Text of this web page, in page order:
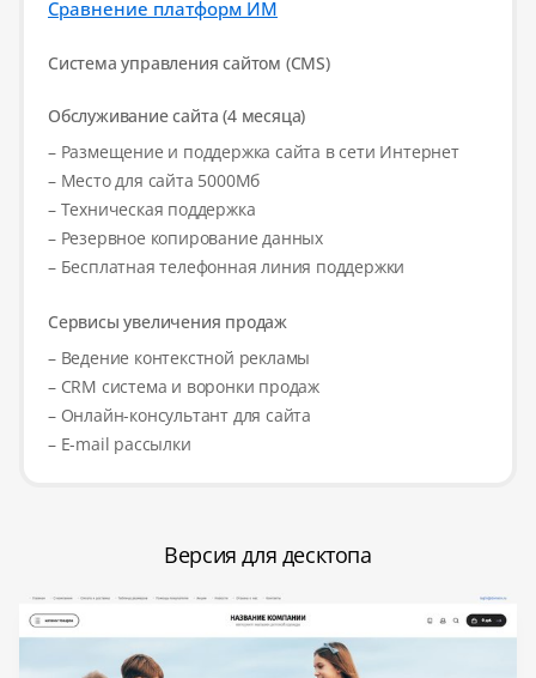
Сравнение платформ ИМ
Система управления сайтом (CMS)
Обслуживание сайта (4 месяца)
– Размещение и поддержка сайта в сети Интернет
– Место для сайта 5000Мб
– Техническая поддержка
– Резервное копирование данных
– Бесплатная телефонная линия поддержки
Сервисы увеличения продаж
– Ведение контекстной рекламы
– CRM система и воронки продаж
– Онлайн-консультант для сайта
– E-mail рассылки
Версия для десктопа